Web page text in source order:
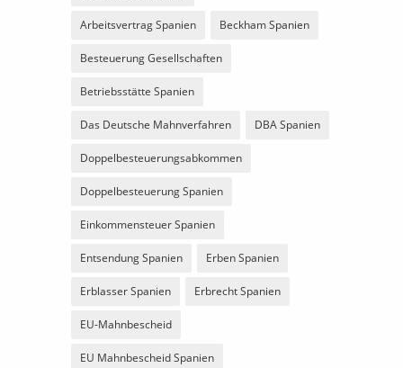
Arbeitsvertrag Spanien Beckham Spanien
Besteuerung Gesellschaften
Betriebsstätte Spanien
Das Deutsche Mahnverfahren DBA Spanien
Doppelbesteuerungsabkommen
Doppelbesteuerung Spanien
Einkommensteuer Spanien
Entsendung Spanien Erben Spanien
Erblasser Spanien Erbrecht Spanien
EU-Mahnbescheid
EU Mahnbescheid Spanien